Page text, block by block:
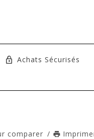
Achats Sécurisés
comparer /